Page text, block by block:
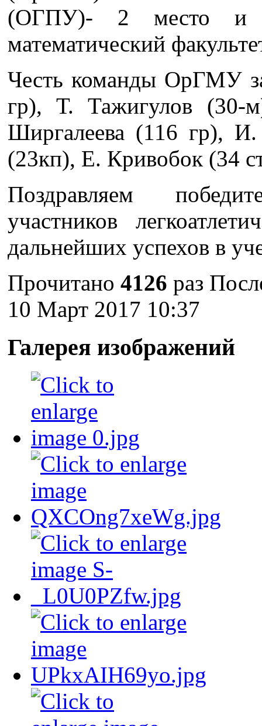
(ОГПУ)- 2 место и
математический
Честь команды ОрГМУ
гр), Т. Тажигулов
Ширгалеева (116 гр),
(23кп), Е. Кривобок (34
Поздравляем
участников
дальнейших успехов в
Прочитано 4126 раз
10 Март 2017 10:37
Галерея изображений